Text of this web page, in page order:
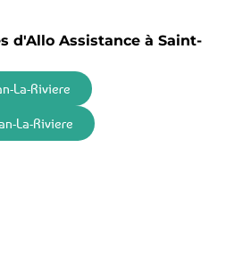
d'Allo Assistance à Saint-
La-Riviere
La-Riviere